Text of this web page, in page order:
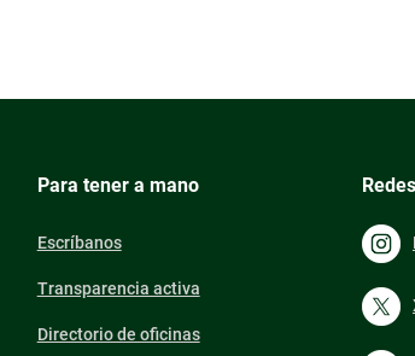
Para tener a mano
Escríbanos
Transparencia activa
Directorio de oficinas